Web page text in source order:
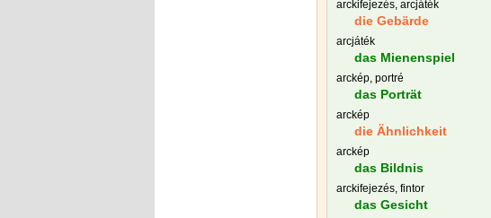
arckifejezés, arcjáték
die Gebärde
arcjáték
das Mienenspiel
arckép, portré
das Porträt
arckép
die Ähnlichkeit
arckép
das Bildnis
arckifejezés, fintor
das Gesicht